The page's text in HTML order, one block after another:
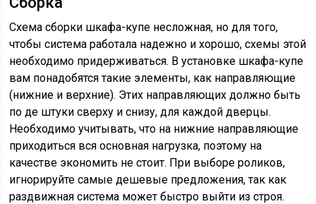
Схема сборки шкафа-купе несложная, но для того,
чтобы система работала надежно и хорошо, схемы этой
необходимо придерживаться. В установке шкафа-купе
вам понадобятся такие элементы, как направляющие
(нижние и верхние). Этих направляющих должно быть
по де штуки сверху и снизу, для каждой дверцы.
Необходимо учитывать, что на нижние направляющие
приходиться вся основная нагрузка, поэтому на
качестве экономить не стоит. При выборе роликов,
игнорируйте самые дешевые предложения, так как
раздвижная система может быстро выйти из строя.